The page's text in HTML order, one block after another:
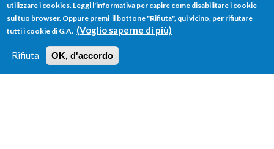
utilizzare i cookies. Leggi l'informativa per capire come disabilitare i cookie
sul tuo browser. Oppure premi il bottone "Rifiuta", qui vicino, per rifiutare
tutti i cookie di G.A. (Voglio saperne di più)
Rifiuta OK, d'accordo
FORM
DI
RICERCA
Main menu
HOME TUTTI I PROFILI
LOGIN